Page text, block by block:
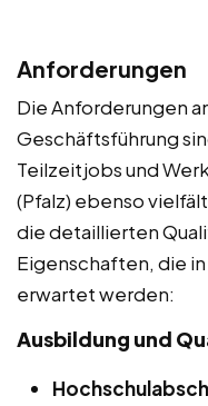
Anforderungen
Die Anforderungen
Geschäftsführung
Teilzeitjobs und
(Pfalz) ebenso
die detaillierten
Eigenschaften, die
erwartet werden:
Ausbildung und